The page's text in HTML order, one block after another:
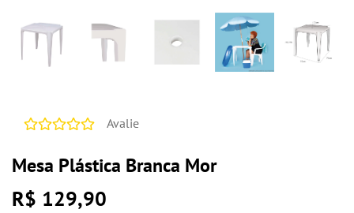
Avalie
Mesa Plástica Branca Mor
R$ 129,90